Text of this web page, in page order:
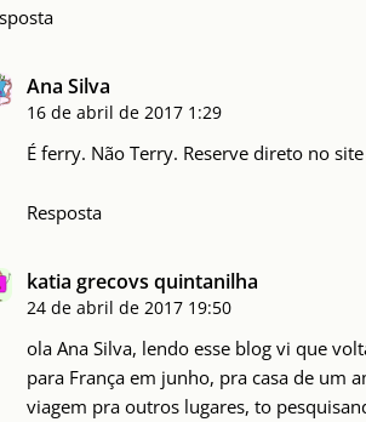
Ana Silva
16 de abril de 2017 1:29
É ferry. Não Terry. Reserve direto no
Resposta
katia grecovs quintanilha
24 de abril de 2017 19:50
ola Ana Silva, lendo esse blog vi que
para França em junho, pra casa de um
viagem pra outros lugares, to